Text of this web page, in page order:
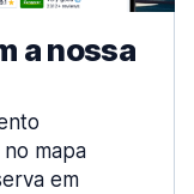
a nossa
mapa
em